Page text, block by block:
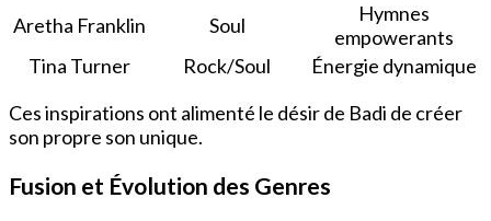
Aretha Franklin Soul
Hymnes
empowerants
Tina Turner
Rock/Soul
Énergie dynamique
Ces inspirations ont alimenté le désir de Badi de créer
son propre son unique.
Fusion et Évolution des Genres